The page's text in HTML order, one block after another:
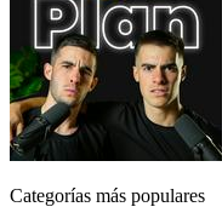
Categorías más populares